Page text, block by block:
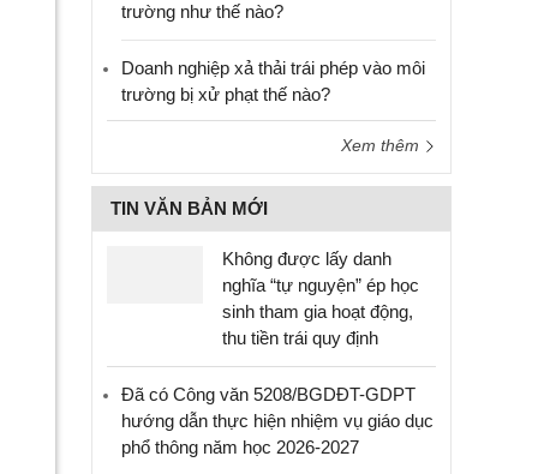
trường như thế nào?
Doanh nghiệp xả thải trái phép vào môi
trường bị xử phạt thế nào?
Xem thêm
TIN VĂN BẢN MỚI
Không được lấy danh
nghĩa “tự nguyện” ép học
sinh tham gia hoạt động,
thu tiền trái quy định
Đã có Công văn 5208/BGDĐT-GDPT
hướng dẫn thực hiện nhiệm vụ giáo dục
phổ thông năm học 2026-2027